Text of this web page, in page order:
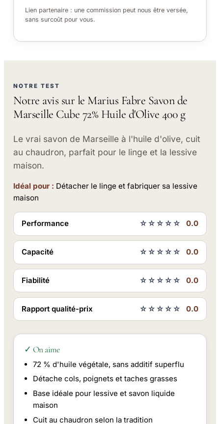
Lien partenaire : une commission peut nous être versée,
sans surcoût pour vous.
NOTRE TEST
Notre avis sur le Marius Fabre Savon de
Marseille Cube 72% Huile d'Olive 400 g
Le vrai savon de Marseille à l'huile d'olive, cuit
au chaudron, parfait pour le linge et la lessive
maison.
Idéal pour : Détacher le linge et fabriquer sa lessive
maison
Performance ☆☆☆☆☆ 0.0
Capacité ☆☆☆☆☆ 0.0
Fiabilité ☆☆☆☆☆ 0.0
Rapport qualité-prix ☆☆☆☆☆ 0.0
✓ On aime
72 % d'huile végétale, sans additif superflu
Détache cols, poignets et taches grasses
Base idéale pour lessive et savon liquide
maison
Cuit au chaudron selon la tradition